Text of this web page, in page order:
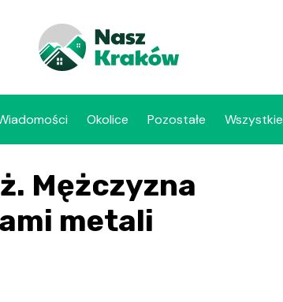
Okolice Pozostałe Wszystkie
Mężczyzna
metali